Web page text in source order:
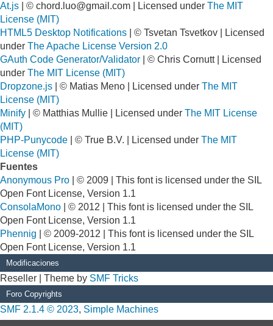
At.js | © chord.luo@gmail.com | Licensed under The MIT
License (MIT)
HTML5 Desktop Notifications | © Tsvetan Tsvetkov | Licensed
under The Apache License Version 2.0
GAuth Code Generator/Validator | © Chris Cornutt | Licensed
under The MIT License (MIT)
Dropzone.js | © Matias Meno | Licensed under The MIT
License (MIT)
Minify | © Matthias Mullie | Licensed under The MIT License
(MIT)
PHP-Punycode | © True B.V. | Licensed under The MIT
License (MIT)
Fuentes
Anonymous Pro | © 2009 | This font is licensed under the SIL
Open Font License, Version 1.1
ConsolaMono | © 2012 | This font is licensed under the SIL
Open Font License, Version 1.1
Phennig | © 2009-2012 | This font is licensed under the SIL
Open Font License, Version 1.1
Modificaciones
Reseller | Theme by SMF Tricks
Foro Copyrights
SMF 2.1.4 © 2023, Simple Machines